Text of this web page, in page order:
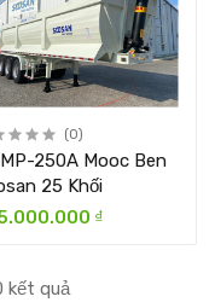
(0)
250A Mooc Ben
25 Khối
₫
kết quả